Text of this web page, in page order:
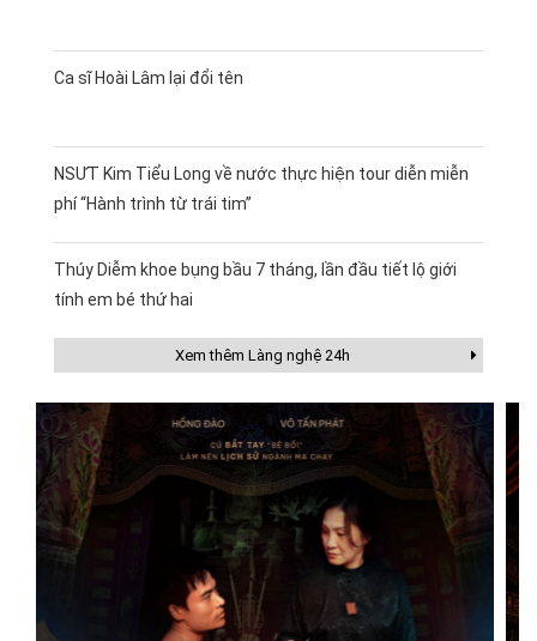
Ca sĩ Hoài Lâm lại đổi tên
NSƯT Kim Tiểu Long về nước thực hiện tour diễn miễn
phí “Hành trình từ trái tim”
Thúy Diễm khoe bụng bầu 7 tháng, lần đầu tiết lộ giới
tính em bé thứ hai
Xem thêm Làng nghệ 24h